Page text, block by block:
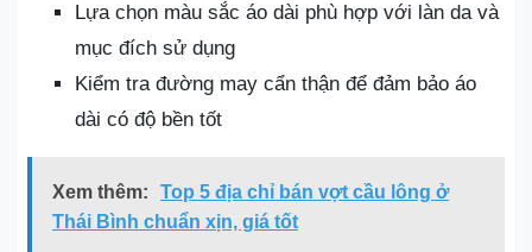
Lựa chọn màu sắc áo dài phù hợp với làn da và
mục đích sử dụng
Kiểm tra đường may cẩn thận để đảm bảo áo
dài có độ bền tốt
Xem thêm:
Top 5 địa chỉ bán vợt cầu lông ở
Thái Bình chuẩn xịn, giá tốt